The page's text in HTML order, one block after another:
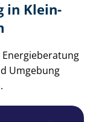
in Klein-
Energieberatung
Umgebung